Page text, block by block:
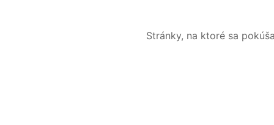
Stránky, na ktoré sa